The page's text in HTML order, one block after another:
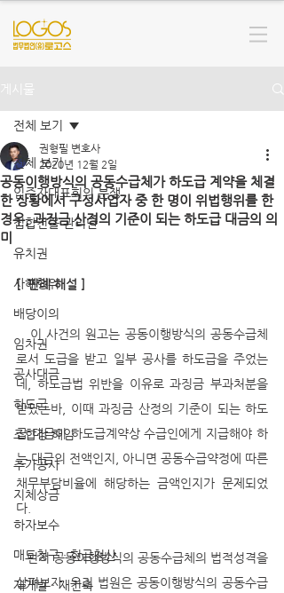
게시물
전체 보기
입주자대표회의 분쟁
집합건물 관리단
유치권
사해행위
배당이의
임차권
공사대금
하도급
조합장 해임
추가공사
지체상금
하자보수
매도청구 · 현금청산
재개발 · 재건축
전체 보기
공동이행방식의 공동수급체가 하도급 계약을 체결
한 상황에서 구성사업자 중 한 명이 위법행위를 한
경우, 과징금 산정의 기준이 되는 하도급 대금의 의
미
권형필 변호사
2020년 12월 2일
[  판례 해설 ]
로서 도급을 받고 일부 공사를 하도급을 주었는
데, 하도급법 위반을 이유로 과징금 부과처분을
받았는바, 이때 과징금 산정의 기준이 되는 하도
급 대금이 하도급계약상 수급인에게 지급해야 하
는 대금의 전액인지, 아니면 공동수급약정에 따른
채무부담비율에 해당하는 금액인지가 문제되었
다.
   먼저 공동이행방식의 공동수급체의 법적성격을
살펴보자. 우리 법원은 공동이행방식의 공동수급